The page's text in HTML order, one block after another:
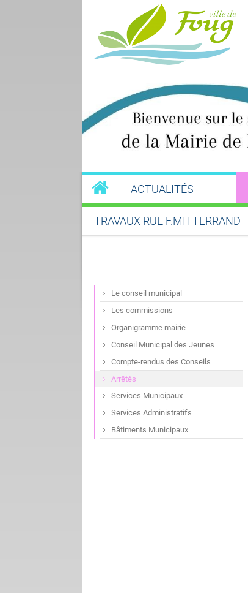
ACTUALITÉS
TRAVAUX RUE F.MITTERRAND
Le conseil municipal
Les commissions
Organigramme mairie
Conseil Municipal des Jeunes
Compte-rendus des Conseils
Arrêtés
Services Municipaux
Services Administratifs
Bâtiments Municipaux